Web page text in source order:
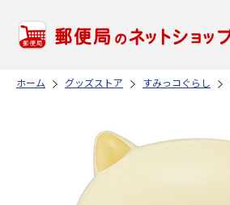
ホーム グッズストア すみっコぐらし